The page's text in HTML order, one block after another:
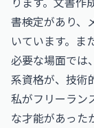
書検定があり、
いています。ま
必要な場面では、
系資格が、技術
私がフリーラン
な才能があった